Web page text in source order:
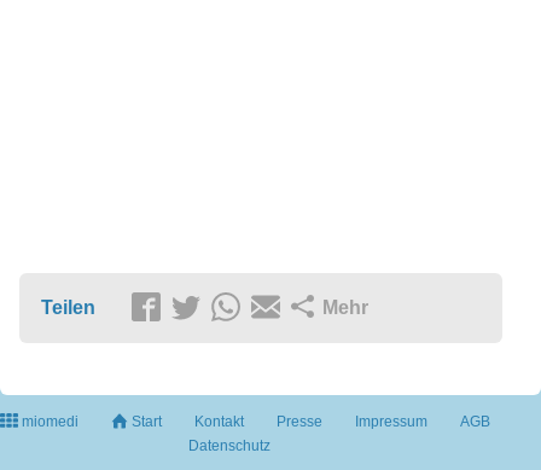
Teilen Mehr
miomedi Start Kontakt Presse Impressum
AGB
Datenschutz